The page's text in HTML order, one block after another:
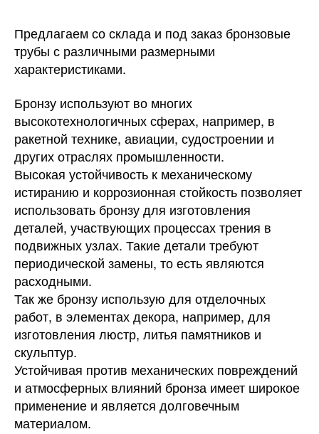
Предлагаем со склада и под заказ бронзовые
трубы с различными размерными
характеристиками.
Бронзу используют во многих
высокотехнологичных сферах, например, в
ракетной технике, авиации, судостроении и
других отраслях промышленности.
Высокая устойчивость к механическому
истиранию и коррозионная стойкость позволяет
использовать бронзу для изготовления
деталей, участвующих процессах трения в
подвижных узлах. Такие детали требуют
периодической замены, то есть являются
расходными.
Так же бронзу использую для отделочных
работ, в элементах декора, например, для
изготовления люстр, литья памятников и
скульптур.
Устойчивая против механических повреждений
и атмосферных влияний бронза имеет широкое
применение и является долговечным
материалом.